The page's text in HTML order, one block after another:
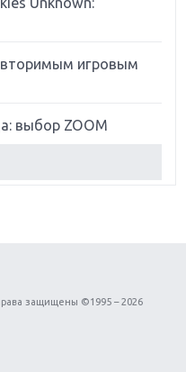
игровым
выбор ZOOM
эволюции
Spider-Man и
защищены ©1995 – 2026